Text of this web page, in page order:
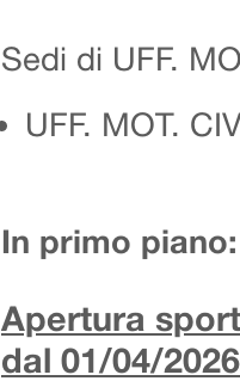
Sedi di UFF.
UFF. MOT.
In primo piano:
Apertura
dal 01/04/2026